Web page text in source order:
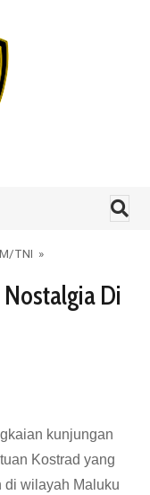
/TNI »
Di
kunjungan
Kostrad yang
di wilayah Maluku